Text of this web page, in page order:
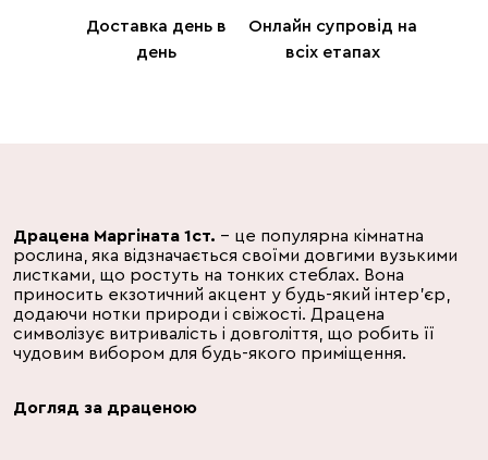
Доставка день в
день
Онлайн супровід на
всіх етапах
Драцена Маргіната 1ст. – це популярна кімнатна
рослина, яка відзначається своїми довгими вузькими
листками, що ростуть на тонких стеблах. Вона
приносить екзотичний акцент у будь-який інтер'єр,
додаючи нотки природи і свіжості. Драцена
символізує витривалість і довголіття, що робить її
чудовим вибором для будь-якого приміщення.
Догляд за драценою